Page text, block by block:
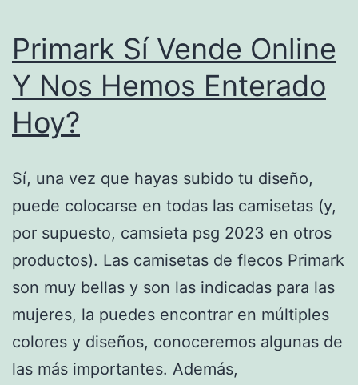
Primark Sí Vende Online
Y Nos Hemos Enterado
Hoy?
Sí, una vez que hayas subido tu diseño,
puede colocarse en todas las camisetas (y,
por supuesto, camsieta psg 2023 en otros
productos). Las camisetas de flecos Primark
son muy bellas y son las indicadas para las
mujeres, la puedes encontrar en múltiples
colores y diseños, conoceremos algunas de
las más importantes. Además,